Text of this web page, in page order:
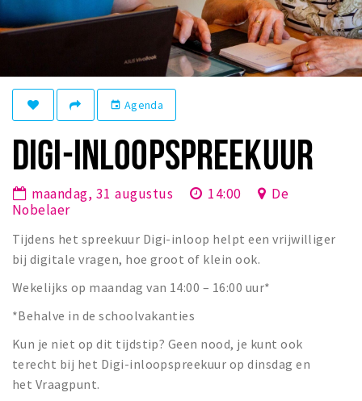
Slapen
Recreatief
Winkels
Winkelgebieden
Bezienswaardigheden
Musea, theaters & podia
Toeristische routes
Andere City Apps
event Agenda
DIGI-INLOOPSPREEKUUR
maandag, 31 augustus 14:00
De
Nobelaer
Tijdens het spreekuur Digi-inloop helpt een vrijwilliger
bij digitale vragen, hoe groot of klein ook.
Wekelijks op maandag van 14:00 – 16:00 uur*
*Behalve in de schoolvakanties
Kun je niet op dit tijdstip? Geen nood, je kunt ook
terecht bij het Digi-inloopspreekuur op dinsdag en
het Vraagpunt.